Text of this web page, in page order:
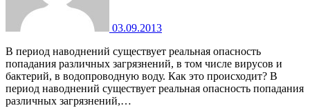
03.09.2013
В период наводнений существует реальная опасность
попадания различных загрязнений, в том числе вирусов и
бактерий, в водопроводную воду. Как это происходит? В
период наводнений существует реальная опасность попадания
различных загрязнений,…